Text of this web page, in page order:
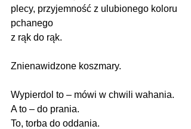
plecy, przyjemność z ulubionego koloru
pchanego
z rąk do rąk.
Znienawidzone koszmary.
Wypierdol to – mówi w chwili wahania.
A to – do prania.
To, torba do oddania.